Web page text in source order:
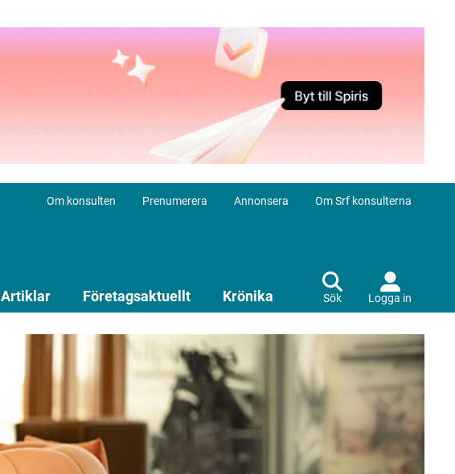
Om konsulten Prenumerera Annonsera Om Srf konsulterna
Artiklar Företagsaktuellt Krönika Sök Logga in